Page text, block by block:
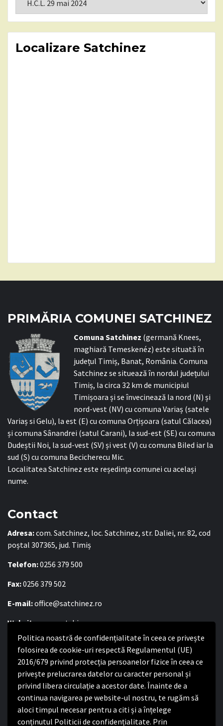
Politica noastră de confidențialitate în ceea ce privește
folosirea de cookie-uri respectă Regulamentul (UE)
2016/679 privind protecția persoanelor fizice în ceea ce
privește prelucrarea datelor cu caracter personal și
privind libera circulație a acestor date. Înainte de a
continua navigarea pe website-ul nostru, te rugăm să
aloci timpul necesar pentru a citi și a înțelege
conținutul Politicii de confidențialitate. Prin
Localizare Satchinez
PRIMĂRIA COMUNEI SATCHINEZ
Comuna Satchinez (germană Knees,
maghiară Temeskenéz) este situată în
județul Timiș, Banat, România. Comuna
Satchinez se situează în nordul județului
Timiș, la circa 32 km de municipiul
Timișoara și se învecinează la nord (N) și
nord-vest (NV) cu comuna Variaș (satele
Variaș si Gelu), la est (E) cu comuna Orțișoara (satul Călacea)
și comuna Sânandrei (satul Carani), la sud-est (SE) cu comuna
Dudeștii Noi, la sud-vest (SV) și vest (V) cu comuna Biled iar la
sud (S) cu comuna Becicherecu Mic.
Localitatea Satchinez este reședința comunei cu același
nume.
Contact
Adresa:com. Satchinez, loc. Satchinez, str. Daliei, nr. 82, cod
poștal 307365, jud. Timiș
Telefon:0256 379 500
Fax:0256 379 502
E-mail:office@satchinez.ro
Website:www.satchinez.ro
Program cu publicul:
Luni – Joi:8:00-16:30
Vineri:8:00 – 14:00
Politica de confidențialitate